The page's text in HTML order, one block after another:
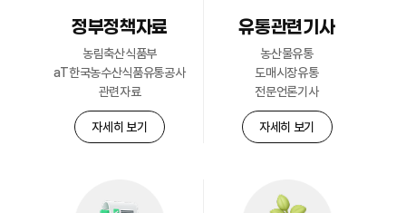
정부정책자료
농림축산식품부
aT한국농수산식품유통공사
관련자료
자세히 보기
유통관련기사
농산물유통
도매시장유통
전문언론기사
자세히 보기